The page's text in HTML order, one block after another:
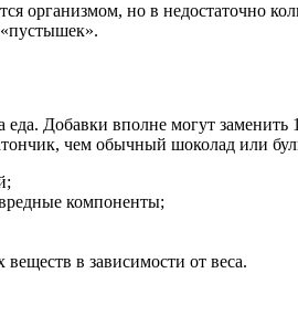
организмом, но в недостаточно
«пустышек».
еда. Добавки вполне могут
чем обычный шоколад или
компоненты;
в зависимости от веса.